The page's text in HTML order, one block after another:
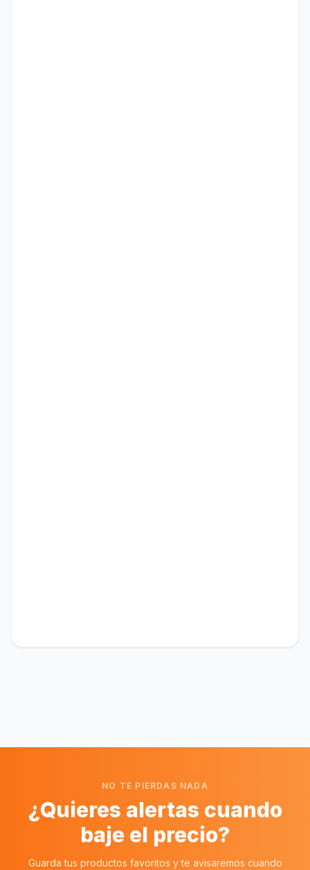
NO TE PIERDAS NADA
¿Quieres alertas cuando
baje el precio?
Guarda tus productos favoritos y te avisaremos cuando